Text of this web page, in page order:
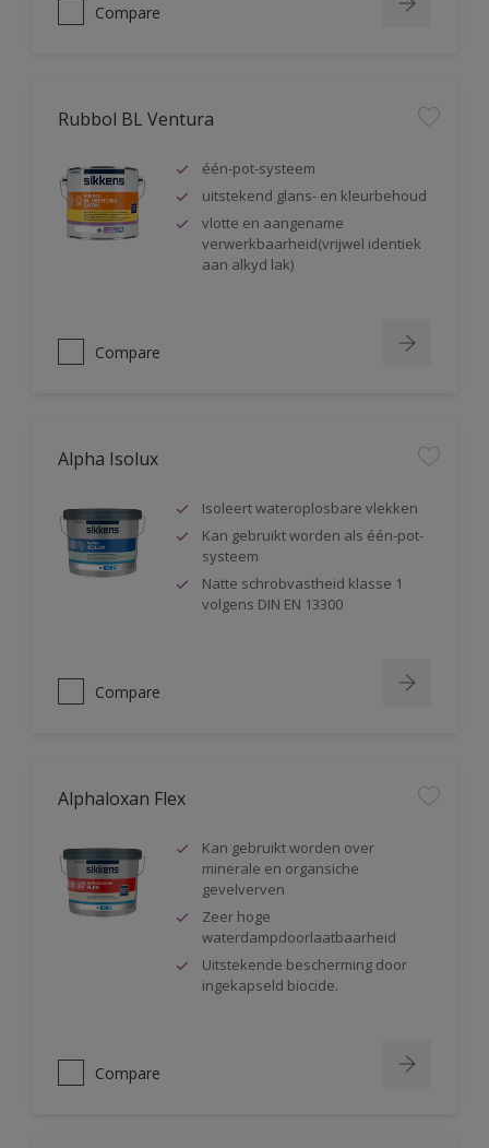
Compare
Rubbol BL Ventura
één-pot-systeem
uitstekend glans- en kleurbehoud
vlotte en aangename
verwerkbaarheid(vrijwel identiek
aan alkyd lak)
Compare
Alpha Isolux
Isoleert wateroplosbare vlekken
Kan gebruikt worden als één-pot-
systeem
Natte schrobvastheid klasse 1
volgens DIN EN 13300
Compare
Alphaloxan Flex
Kan gebruikt worden over
minerale en organsiche
gevelverven
Zeer hoge
waterdampdoorlaatbaarheid
Uitstekende bescherming door
ingekapseld biocide.
Compare